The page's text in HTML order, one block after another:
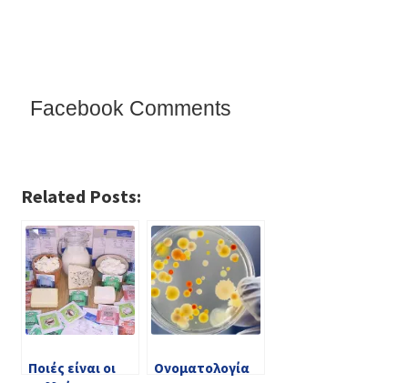
Facebook Comments
Related Posts:
Ποιές είναι οι
Ονοματολογία